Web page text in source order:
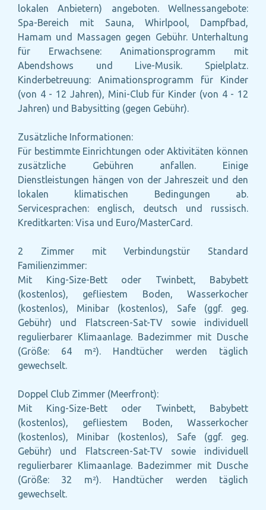
lokalen Anbietern) angeboten. Wellnessangebote:
Spa-Bereich mit Sauna, Whirlpool, Dampfbad,
Hamam und Massagen gegen Gebühr. Unterhaltung
für Erwachsene: Animationsprogramm mit
Abendshows und Live-Musik. Spielplatz.
Kinderbetreuung: Animationsprogramm für Kinder
(von 4 - 12 Jahren), Mini-Club für Kinder (von 4 - 12
Jahren) und Babysitting (gegen Gebühr).
Zusätzliche Informationen:
Für bestimmte Einrichtungen oder Aktivitäten können
zusätzliche Gebühren anfallen. Einige
Dienstleistungen hängen von der Jahreszeit und den
lokalen klimatischen Bedingungen ab.
Servicesprachen: englisch, deutsch und russisch.
Kreditkarten: Visa und Euro/MasterCard.
2 Zimmer mit Verbindungstür Standard
Familienzimmer:
Mit King-Size-Bett oder Twinbett, Babybett
(kostenlos), gefliestem Boden, Wasserkocher
(kostenlos), Minibar (kostenlos), Safe (ggf. geg.
Gebühr) und Flatscreen-Sat-TV sowie individuell
regulierbarer Klimaanlage. Badezimmer mit Dusche
(Größe: 64 m²). Handtücher werden täglich
gewechselt.
Doppel Club Zimmer (Meerfront):
Mit King-Size-Bett oder Twinbett, Babybett
(kostenlos), gefliestem Boden, Wasserkocher
(kostenlos), Minibar (kostenlos), Safe (ggf. geg.
Gebühr) und Flatscreen-Sat-TV sowie individuell
regulierbarer Klimaanlage. Badezimmer mit Dusche
(Größe: 32 m²). Handtücher werden täglich
gewechselt.